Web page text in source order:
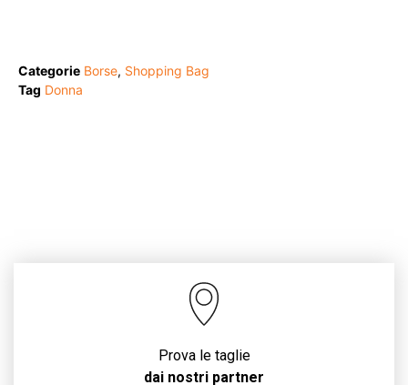
Categorie Borse, Shopping Bag
Tag Donna
Prova le taglie
dai nostri partner